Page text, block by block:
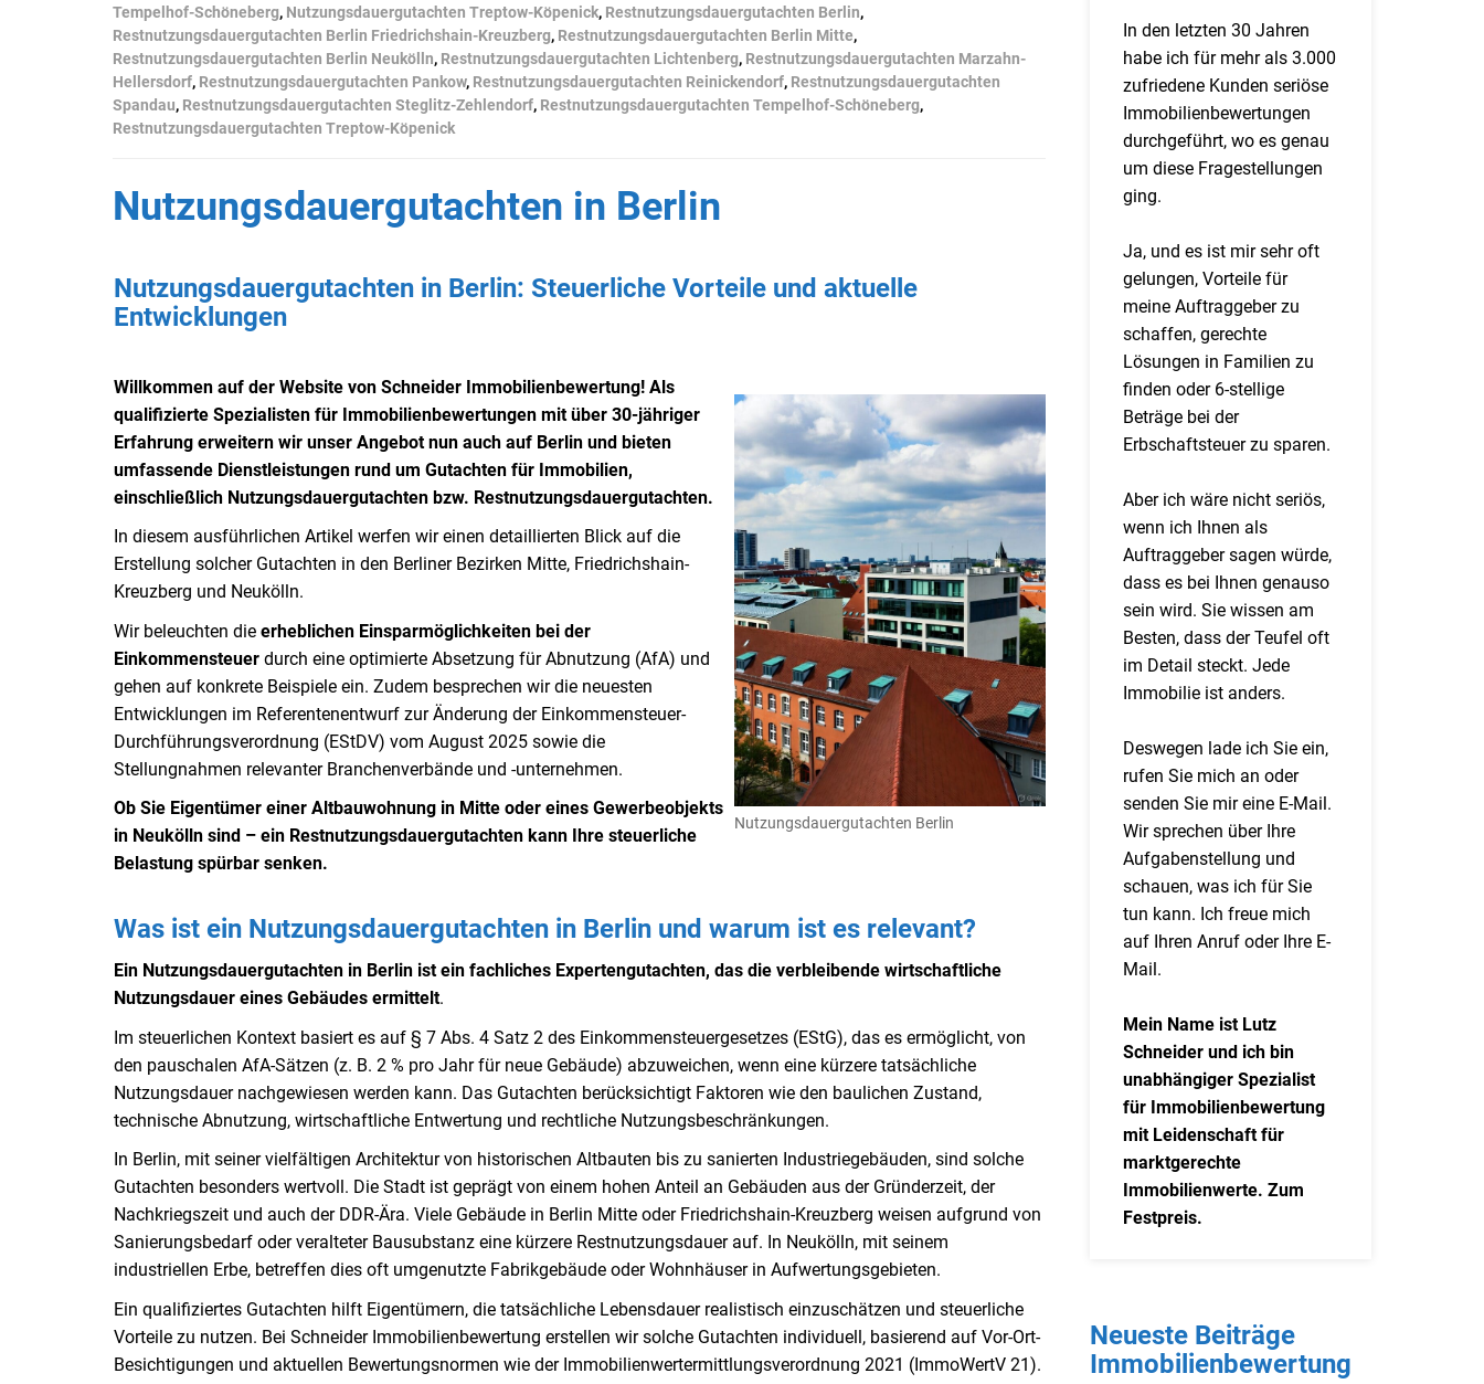
Tempelhof-Schöneberg, Nutzungsdauergutachten Treptow-Köpenick, Restnutzungsdauergutachten Berlin,
Restnutzungsdauergutachten Berlin Friedrichshain-Kreuzberg, Restnutzungsdauergutachten Berlin Mitte,
Restnutzungsdauergutachten Berlin Neukölln, Restnutzungsdauergutachten Lichtenberg, Restnutzungsdauergutachten Marzahn-
Hellersdorf, Restnutzungsdauergutachten Pankow, Restnutzungsdauergutachten Reinickendorf, Restnutzungsdauergutachten
Spandau, Restnutzungsdauergutachten Steglitz-Zehlendorf, Restnutzungsdauergutachten Tempelhof-Schöneberg,
Restnutzungsdauergutachten Treptow-Köpenick
Nutzungsdauergutachten in Berlin
Nutzungsdauergutachten in Berlin: Steuerliche Vorteile und aktuelle
Entwicklungen
Willkommen auf der Website von Schneider Immobilienbewertung! Als
qualifizierte Spezialisten für Immobilienbewertungen mit über 30-jähriger
Erfahrung erweitern wir unser Angebot nun auch auf Berlin und bieten
umfassende Dienstleistungen rund um Gutachten für Immobilien,
einschließlich Nutzungsdauergutachten bzw. Restnutzungsdauergutachten.
In diesem ausführlichen Artikel werfen wir einen detaillierten Blick auf die
Erstellung solcher Gutachten in den Berliner Bezirken Mitte, Friedrichshain-
Kreuzberg und Neukölln.
Wir beleuchten die erheblichen Einsparmöglichkeiten bei der
Einkommensteuer durch eine optimierte Absetzung für Abnutzung (AfA) und
gehen auf konkrete Beispiele ein. Zudem besprechen wir die neuesten
Entwicklungen im Referentenentwurf zur Änderung der Einkommensteuer-
Durchführungsverordnung (EStDV) vom August 2025 sowie die
Stellungnahmen relevanter Branchenverbände und -unternehmen.
Ob Sie Eigentümer einer Altbauwohnung in Mitte oder eines Gewerbeobjekts
in Neukölln sind – ein Restnutzungsdauergutachten kann Ihre steuerliche
Belastung spürbar senken.
Nutzungsdauergutachten Berlin
Was ist ein Nutzungsdauergutachten in Berlin und warum ist es relevant?
Ein Nutzungsdauergutachten in Berlin ist ein fachliches Expertengutachten, das die verbleibende wirtschaftliche
Nutzungsdauer eines Gebäudes ermittelt.
Im steuerlichen Kontext basiert es auf § 7 Abs. 4 Satz 2 des Einkommensteuergesetzes (EStG), das es ermöglicht, von
den pauschalen AfA-Sätzen (z. B. 2 % pro Jahr für neue Gebäude) abzuweichen, wenn eine kürzere tatsächliche
Nutzungsdauer nachgewiesen werden kann. Das Gutachten berücksichtigt Faktoren wie den baulichen Zustand,
technische Abnutzung, wirtschaftliche Entwertung und rechtliche Nutzungsbeschränkungen.
In Berlin, mit seiner vielfältigen Architektur von historischen Altbauten bis zu sanierten Industriegebäuden, sind solche
Gutachten besonders wertvoll. Die Stadt ist geprägt von einem hohen Anteil an Gebäuden aus der Gründerzeit, der
Nachkriegszeit und auch der DDR-Ära. Viele Gebäude in Berlin Mitte oder Friedrichshain-Kreuzberg weisen aufgrund von
Sanierungsbedarf oder veralteter Bausubstanz eine kürzere Restnutzungsdauer auf. In Neukölln, mit seinem
industriellen Erbe, betreffen dies oft umgenutzte Fabrikgebäude oder Wohnhäuser in Aufwertungsgebieten.
Ein qualifiziertes Gutachten hilft Eigentümern, die tatsächliche Lebensdauer realistisch einzuschätzen und steuerliche
Vorteile zu nutzen. Bei Schneider Immobilienbewertung erstellen wir solche Gutachten individuell, basierend auf Vor-Ort-
Besichtigungen und aktuellen Bewertungsnormen wie der Immobilienwertermittlungsverordnung 2021 (ImmoWertV 21).
In den letzten 30 Jahren
habe ich für mehr als 3.000
zufriedene Kunden seriöse
Immobilienbewertungen
durchgeführt, wo es genau
um diese Fragestellungen
ging.
Ja, und es ist mir sehr oft
gelungen, Vorteile für
meine Auftraggeber zu
schaffen, gerechte
Lösungen in Familien zu
finden oder 6-stellige
Beträge bei der
Erbschaftsteuer zu sparen.
Aber ich wäre nicht seriös,
wenn ich Ihnen als
Auftraggeber sagen würde,
dass es bei Ihnen genauso
sein wird. Sie wissen am
Besten, dass der Teufel oft
im Detail steckt. Jede
Immobilie ist anders.
Deswegen lade ich Sie ein,
rufen Sie mich an oder
senden Sie mir eine E-Mail.
Wir sprechen über Ihre
Aufgabenstellung und
schauen, was ich für Sie
tun kann. Ich freue mich
auf Ihren Anruf oder Ihre E-
Mail.
Mein Name ist Lutz
Schneider und ich bin
unabhängiger Spezialist
für Immobilienbewertung
mit Leidenschaft für
marktgerechte
Immobilienwerte. Zum
Festpreis.
Neueste Beiträge
Immobilienbewertung